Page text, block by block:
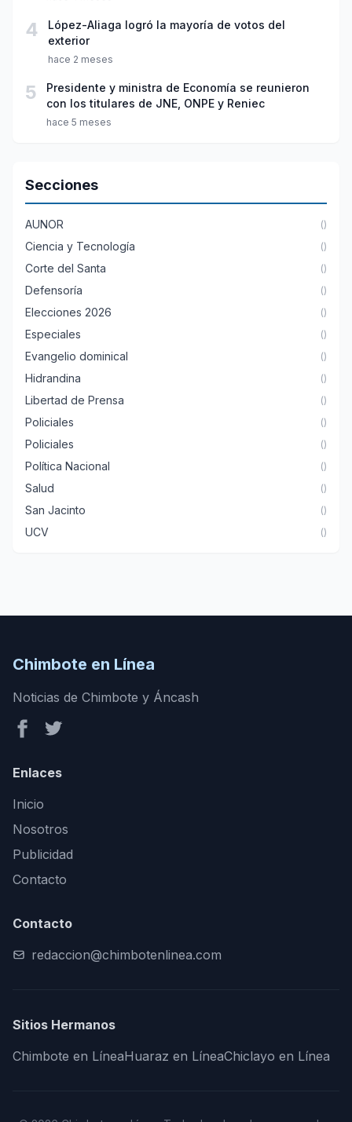
4
López-Aliaga logró la mayoría de votos del
exterior
hace 2 meses
5
Presidente y ministra de Economía se reunieron
con los titulares de JNE, ONPE y Reniec
hace 5 meses
Secciones
AUNOR ()
Ciencia y Tecnología ()
Corte del Santa ()
Defensoría ()
Elecciones 2026 ()
Especiales ()
Evangelio dominical ()
Hidrandina ()
Libertad de Prensa ()
Policiales ()
Policiales ()
Política Nacional ()
Salud ()
San Jacinto ()
UCV ()
Chimbote en Línea
Noticias de Chimbote y Áncash
Enlaces
Inicio
Nosotros
Publicidad
Contacto
Contacto
redaccion@chimbotenlinea.com
Sitios Hermanos
Chimbote en LíneaHuaraz en LíneaChiclayo en Línea